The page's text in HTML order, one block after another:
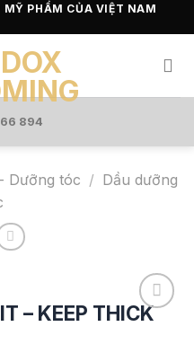
MỸ PHẨM CỦA VIỆT NAM
894
Dưỡng tóc / Dầu dưỡng
– KEEP THICK